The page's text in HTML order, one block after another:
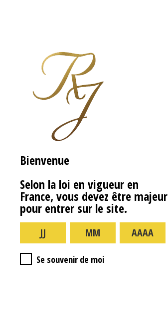
Bienvenue
Selon la loi en vigueur en
France, vous devez être majeur
pour entrer sur le site.
Se souvenir de moi